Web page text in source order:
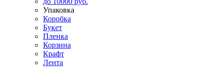
Упаковка
Коробка
Букет
Пленка
Корзина
Крафт
Лента